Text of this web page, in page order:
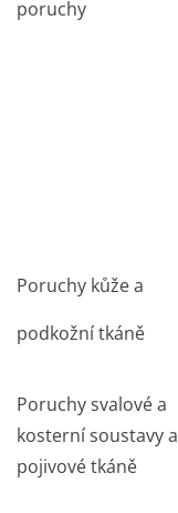
poruchy
Poruchy kůže a
podkožní tkáně
Poruchy svalové a
kosterní soustavy a
pojivové tkáně